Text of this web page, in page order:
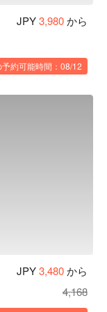
JPY3,980から
約可能時間：08/12
JPY3,480から
4,168